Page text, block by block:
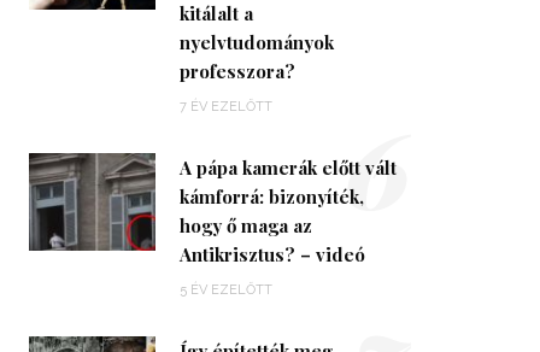
kitálalt a
nyelvtudományok
professzora?
7 ÉV EZELŐTT
A pápa kamerák előtt vált
kámforrá: bizonyíték,
hogy ő maga az
Antikrisztus? – videó
5 ÉV EZELŐTT
6